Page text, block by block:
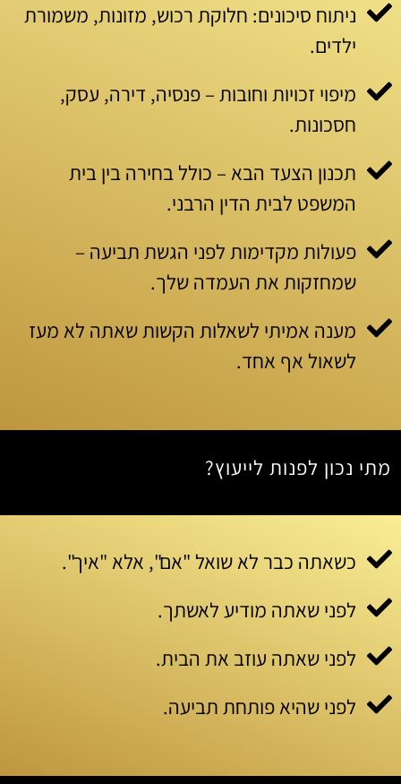
ניתוח סיכונים: חלוקת רכוש, מזונות, משמורת
ילדים.
מיפוי זכויות וחובות – פנסיה, דירה, עסק,
חסכונות.
תכנון הצעד הבא – כולל בחירה בין בית
המשפט לבית הדין הרבני.
פעולות מקדימות לפני הגשת תביעה –
שמחזקות את העמדה שלך.
מענה אמיתי לשאלות הקשות שאתה לא מעז
לשאול אף אחד.
מתי נכון לפנות לייעוץ?
כשאתה כבר לא שואל "אם", אלא "איך".
לפני שאתה מודיע לאשתך.
לפני שאתה עוזב את הבית.
לפני שהיא פותחת תביעה.